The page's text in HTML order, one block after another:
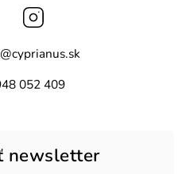
Facebook
@cyprianus.sk
052 409
newsletter